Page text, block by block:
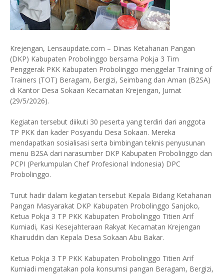
Krejengan, Lensaupdate.com – Dinas Ketahanan Pangan
(DKP) Kabupaten Probolinggo bersama Pokja 3 Tim
Penggerak PKK Kabupaten Probolinggo menggelar Training of
Trainers (TOT) Beragam, Bergizi, Seimbang dan Aman (B2SA)
di Kantor Desa Sokaan Kecamatan Krejengan, Jumat
(29/5/2026).
Kegiatan tersebut diikuti 30 peserta yang terdiri dari anggota
TP PKK dan kader Posyandu Desa Sokaan. Mereka
mendapatkan sosialisasi serta bimbingan teknis penyusunan
menu B2SA dari narasumber DKP Kabupaten Probolinggo dan
PCPI (Perkumpulan Chef Profesional Indonesia) DPC
Probolinggo.
Turut hadir dalam kegiatan tersebut Kepala Bidang Ketahanan
Pangan Masyarakat DKP Kabupaten Probolinggo Sanjoko,
Ketua Pokja 3 TP PKK Kabupaten Probolinggo Titien Arif
Kurniadi, Kasi Kesejahteraan Rakyat Kecamatan Krejengan
Khairuddin dan Kepala Desa Sokaan Abu Bakar.
Ketua Pokja 3 TP PKK Kabupaten Probolinggo Titien Arif
Kurniadi mengatakan pola konsumsi pangan Beragam, Bergizi,